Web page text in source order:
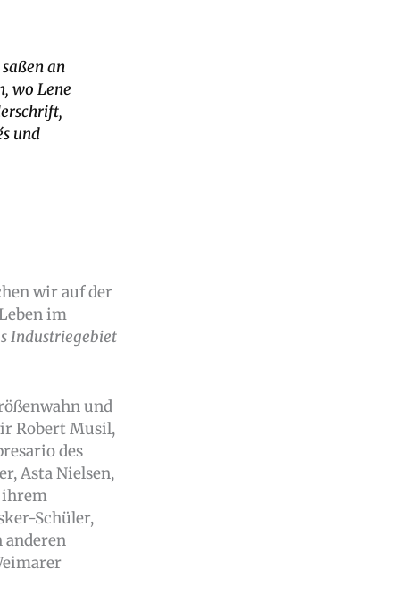
an
wo Lene
und
wir auf der
im
Industriegebiet
und
Robert Musil,
des
Asta Nielsen,
ihrem
Schüler,
anderen